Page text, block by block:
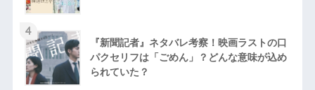
4
『新聞記者』ネタバレ考察！映画ラストの口
パクセリフは「ごめん」？どんな意味が込め
られていた？